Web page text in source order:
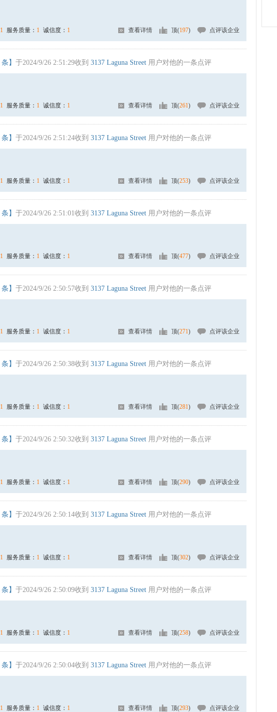
1 服务质量： 1 诚信度： 1 查看详情 顶(197) 点评该企业
条】 于2024/9/26 2:51:29收到 3137 Laguna Street 用户对他的一条点评
1 服务质量： 1 诚信度： 1 查看详情 顶(261) 点评该企业
条】 于2024/9/26 2:51:24收到 3137 Laguna Street 用户对他的一条点评
1 服务质量： 1 诚信度： 1 查看详情 顶(253) 点评该企业
条】 于2024/9/26 2:51:01收到 3137 Laguna Street 用户对他的一条点评
1 服务质量： 1 诚信度： 1 查看详情 顶(477) 点评该企业
条】 于2024/9/26 2:50:57收到 3137 Laguna Street 用户对他的一条点评
1 服务质量： 1 诚信度： 1 查看详情 顶(271) 点评该企业
条】 于2024/9/26 2:50:38收到 3137 Laguna Street 用户对他的一条点评
1 服务质量： 1 诚信度： 1 查看详情 顶(281) 点评该企业
条】 于2024/9/26 2:50:32收到 3137 Laguna Street 用户对他的一条点评
1 服务质量： 1 诚信度： 1 查看详情 顶(290) 点评该企业
条】 于2024/9/26 2:50:14收到 3137 Laguna Street 用户对他的一条点评
1 服务质量： 1 诚信度： 1 查看详情 顶(302) 点评该企业
条】 于2024/9/26 2:50:09收到 3137 Laguna Street 用户对他的一条点评
1 服务质量： 1 诚信度： 1 查看详情 顶(258) 点评该企业
条】 于2024/9/26 2:50:04收到 3137 Laguna Street 用户对他的一条点评
1 服务质量： 1 诚信度： 1 查看详情 顶(293) 点评该企业